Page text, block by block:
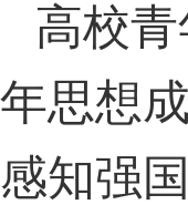
高校
年思想
感知强